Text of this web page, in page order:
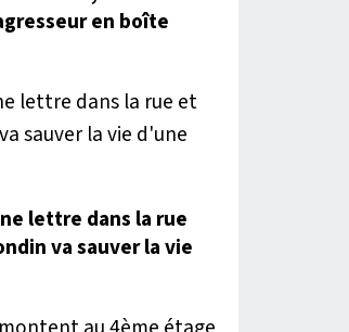
en boîte
lettre dans la rue
va sauver la vie